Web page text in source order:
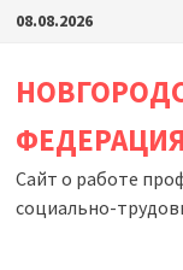
Перейти
содержимому
08.08.2026
Сайт о работе
социально-